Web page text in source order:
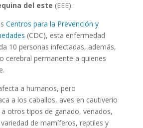
del este (EEE).
Centros para la Prevención y
(CDC), esta enfermedad
10 personas infectadas, además,
cerebral permanente a quienes
a humanos, pero
a los caballos, aves en cautiverio
otros tipos de ganado, venados,
de mamíferos, reptiles y